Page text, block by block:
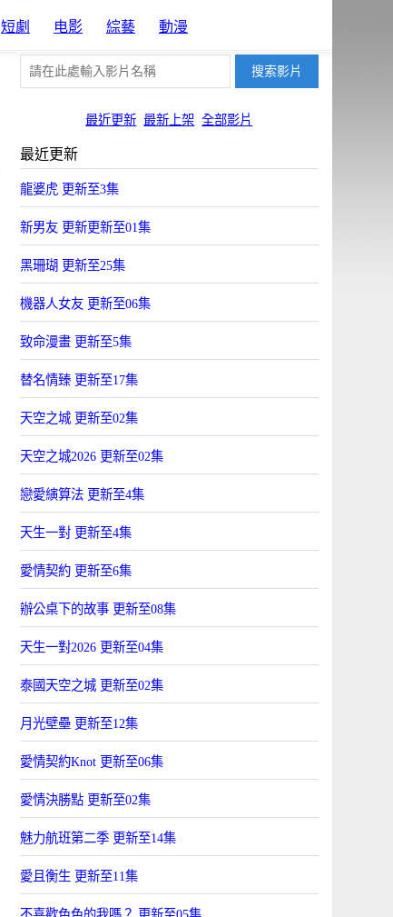
短劇 电影 綜藝 動漫
最近更新 最新上架 全部影片
最近更新
龍婆虎 更新至3集
新男友 更新更新至01集
黑珊瑚 更新至25集
機器人女友 更新至06集
致命漫畫 更新至5集
替名情臻 更新至17集
天空之城 更新至02集
天空之城2026 更新至02集
戀愛縯算法 更新至4集
天生一對 更新至4集
愛情契約 更新至6集
辦公桌下的故事 更新至08集
天生一對2026 更新至04集
泰國天空之城 更新至02集
月光壁壘 更新至12集
愛情契約Knot 更新至06集
愛情決勝點 更新至02集
魅力航班第二季 更新至14集
愛且衡生 更新至11集